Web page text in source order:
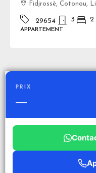
Fidjrossè, Cotonou,
29654 3 2
APPARTEMENT
PRIX
—